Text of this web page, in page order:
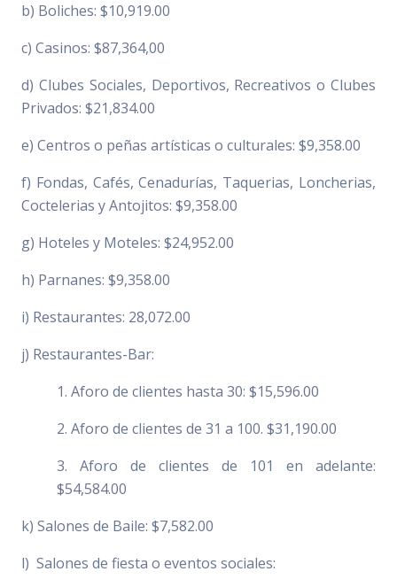
b) Boliches: $10,919.00
c) Casinos: $87,364,00
d) Clubes Sociales, Deportivos, Recreativos o Clubes
Privados: $21,834.00
e) Centros o peñas artísticas o culturales: $9,358.00
f) Fondas, Cafés, Cenadurías, Taquerias, Loncherias,
Coctelerias y Antojitos: $9,358.00
g) Hoteles y Moteles: $24,952.00
h) Parnanes: $9,358.00
i) Restaurantes: 28,072.00
j) Restaurantes-Bar:
1. Aforo de clientes hasta 30: $15,596.00
2. Aforo de clientes de 31 a 100. $31,190.00
3. Aforo de clientes de 101 en adelante:
$54,584.00
k) Salones de Baile: $7,582.00
l) Salones de fiesta o eventos sociales: